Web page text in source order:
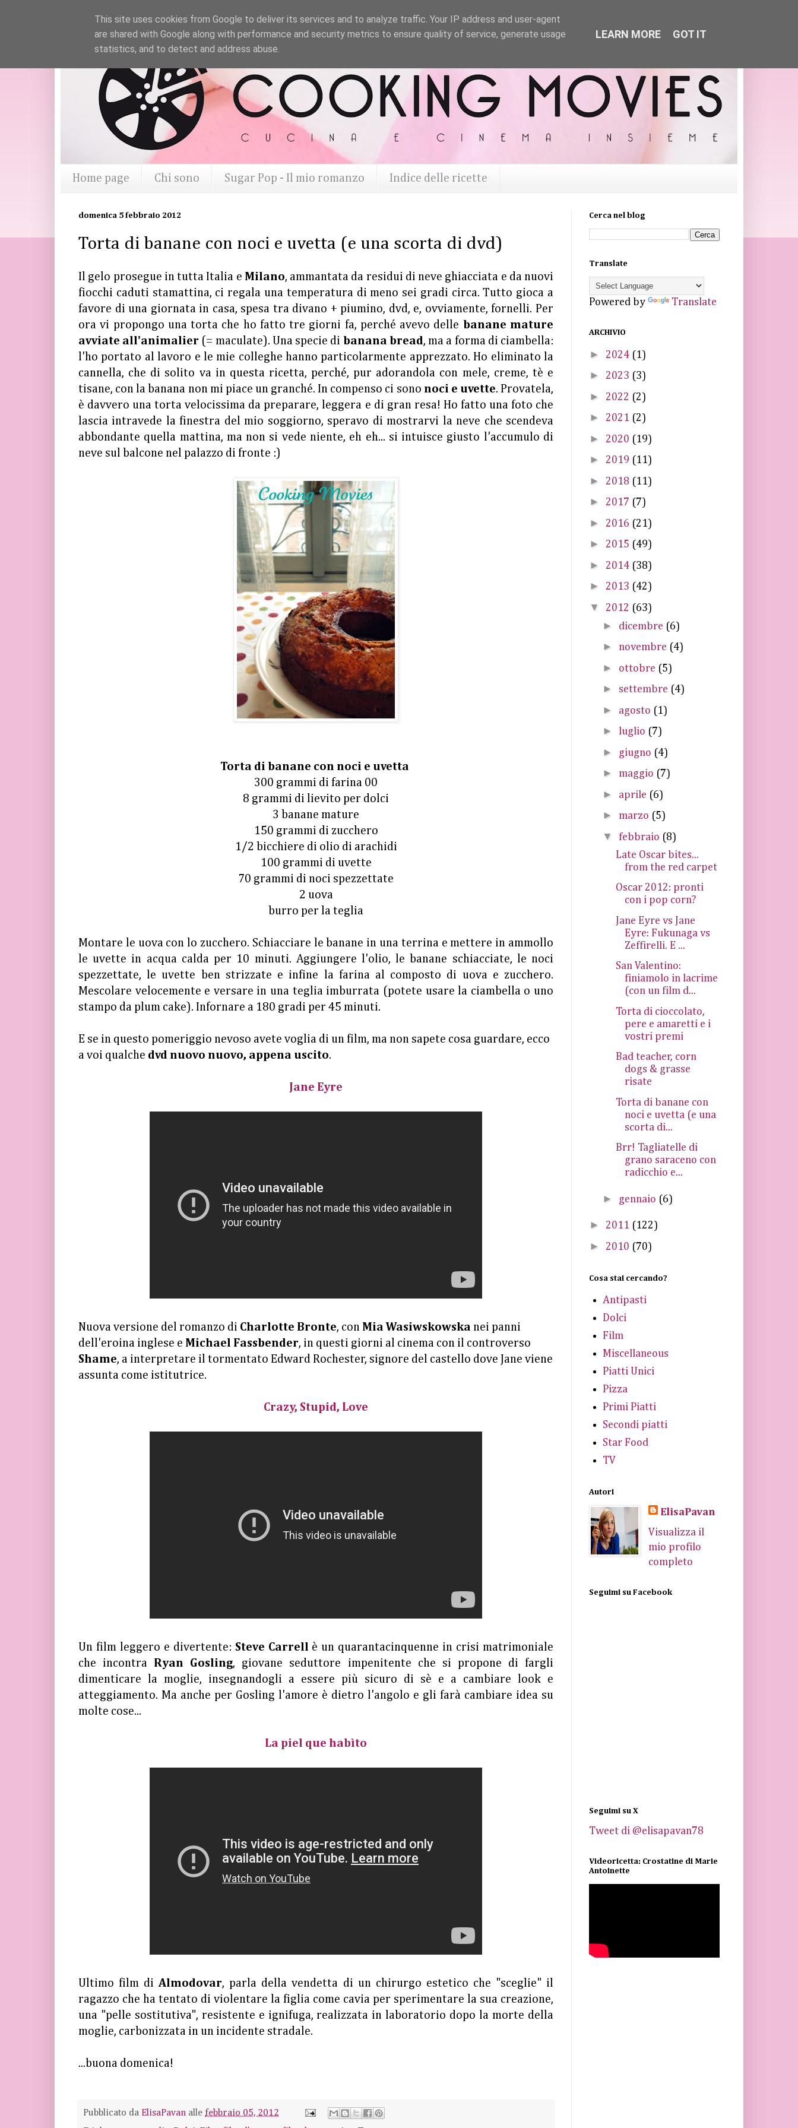
Home page Chi sono Sugar Pop - Il mio romanzo Indice delle ricette
domenica 5 febbraio 2012
Torta di banane con noci e uvetta (e una scorta di dvd)
Il gelo prosegue in tutta Italia e Milano, ammantata da residui di neve ghiacciata e da nuovi
fiocchi caduti stamattina, ci regala una temperatura di meno sei gradi circa. Tutto gioca a
favore di una giornata in casa, spesa tra divano + piumino, dvd, e, ovviamente, fornelli. Per
ora vi propongo una torta che ho fatto tre giorni fa, perché avevo delle banane mature
avviate all'animalier (= maculate). Una specie di banana bread , ma a forma di ciambella:
l'ho portato al lavoro e le mie colleghe hanno particolarmente apprezzato. Ho eliminato la
cannella, che di solito va in questa ricetta, perché, pur adorandola con mele, creme, tè e
tisane, con la banana non mi piace un granché. In compenso ci sono noci e uvette. Provatela,
è davvero una torta velocissima da preparare, leggera e di gran resa! Ho fatto una foto che
lascia intravede la finestra del mio soggiorno, speravo di mostrarvi la neve che scendeva
abbondante quella mattina, ma non si vede niente, eh eh... si intuisce giusto l'accumulo di
neve sul balcone nel palazzo di fronte :)
Torta di banane con noci e uvetta
300 grammi di farina 00
8 grammi di lievito per dolci
3 banane mature
150 grammi di zucchero
1/2 bicchiere di olio di arachidi
100 grammi di uvette
70 grammi di noci spezzettate
2 uova
burro per la teglia
Montare le uova con lo zucchero. Schiacciare le banane in una terrina e mettere in ammollo
le uvette in acqua calda per 10 minuti. Aggiungere l'olio, le banane schiacciate, le noci
spezzettate, le uvette ben strizzate e infine la farina al composto di uova e zucchero.
Mescolare velocemente e versare in una teglia imburrata (potete usare la ciambella o uno
stampo da plum cake). Infornare a 180 gradi per 45 minuti.
E se in questo pomeriggio nevoso avete voglia di un film, ma non sapete cosa guardare, ecco
a voi qualche dvd nuovo nuovo, appena uscito.
Jane Eyre
Nuova versione del romanzo di Charlotte Bronte, con Mia Wasiwskowska nei panni
dell'eroina inglese e Michael Fassbender, in questi giorni al cinema con il controverso
Shame, a interpretare il tormentato Edward Rochester, signore del castello dove Jane viene
assunta come istitutrice.
Crazy, Stupid, Love
Un film leggero e divertente: Steve Carrell è un quarantacinquenne in crisi matrimoniale
che incontra Ryan Gosling, giovane seduttore impenitente che si propone di fargli
dimenticare la moglie, insegnandogli a essere più sicuro di sè e a cambiare look e
atteggiamento. Ma anche per Gosling l'amore è dietro l'angolo e gli farà cambiare idea su
molte cose...
La piel que habìto
Ultimo film diAlmodovar, parla della vendetta di un chirurgo estetico che "sceglie" il
ragazzo che ha tentato di violentare la figlia come cavia per sperimentare la sua creazione,
una "pelle sostitutiva", resistente e ignifuga, realizzata in laboratorio dopo la morte della
moglie, carbonizzata in un incidente stradale.
...buona domenica!
Pubblicato da ElisaPavan alle febbraio 05, 2012
Cerca nel blog
Translate
Powered by Translate
ARCHIVIO
► 2024 (1)
► 2023 (3)
► 2022 (2)
► 2021 (2)
► 2020 (19)
► 2019 (11)
► 2018 (11)
► 2017 (7)
► 2016 (21)
► 2015 (49)
► 2014 (38)
► 2013 (42)
▼ 2012 (63)
► dicembre (6)
► novembre (4)
► ottobre (5)
► settembre (4)
► agosto (1)
► luglio (7)
► giugno (4)
► maggio (7)
► aprile (6)
► marzo (5)
▼ febbraio (8)
Late Oscar bites...
from the red carpet
Oscar 2012: pronti
con i pop corn?
Jane Eyre vs Jane
Eyre: Fukunaga vs
Zeffirelli. E ...
San Valentino:
finiamolo in lacrime
(con un film d...
Torta di cioccolato,
pere e amaretti e i
vostri premi
Bad teacher, corn
dogs & grasse
risate
Torta di banane con
noci e uvetta (e una
scorta di...
Brr! Tagliatelle di
grano saraceno con
radicchio e...
► gennaio (6)
► 2011 (122)
► 2010 (70)
Cosa stai cercando?
Antipasti
Dolci
Film
Miscellaneous
Piatti Unici
Pizza
Primi Piatti
Secondi piatti
Star Food
TV
Autori
ElisaPavan
Visualizza il
mio profilo
completo
Seguimi su Facebook
Seguimi su X
Tweet di @elisapavan78
Videoricetta: Crostatine di Marie
Antoinette
This site uses cookies from Google to deliver its services and to analyze traffic. Your IP address and user-agent
are shared with Google along with performance and security metrics to ensure quality of service, generate usage
statistics, and to detect and address abuse.
LEARN MORE GOT IT